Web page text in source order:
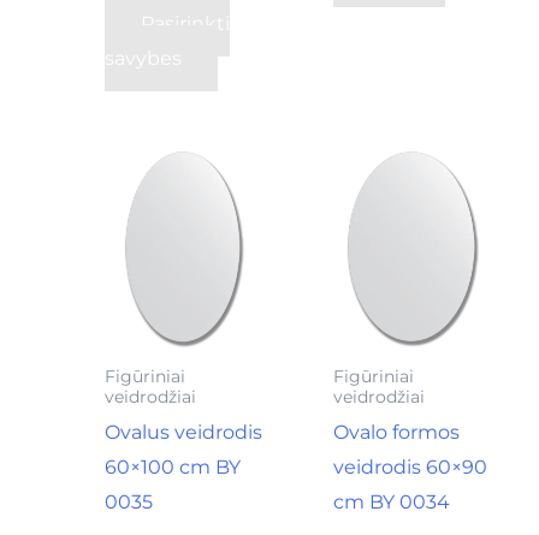
Pasirinkti
savybes
Figūriniai
veidrodžiai
Ovalus veidrodis
60×100 cm BY
0035
Figūriniai
veidrodžiai
Ovalo formos
veidrodis 60×90
cm BY 0034